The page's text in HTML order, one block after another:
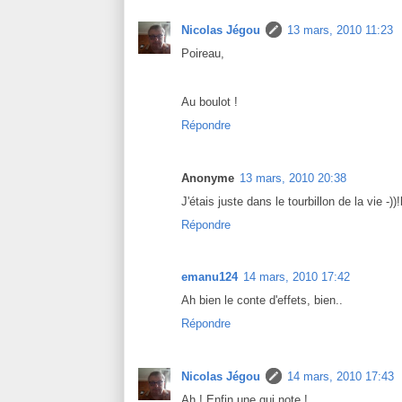
Nicolas Jégou
13 mars, 2010 11:23
Poireau,
Au boulot !
Répondre
Anonyme 13 mars, 2010 20:38
J'étais juste dans le tourbillon de la vie -
Répondre
emanu124 14 mars, 2010 17:42
Ah bien le conte d'effets, bien..
Répondre
Nicolas Jégou
14 mars, 2010 17:43